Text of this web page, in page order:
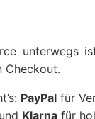
unterwegs
Checkout.
PayPal für
Klarna für